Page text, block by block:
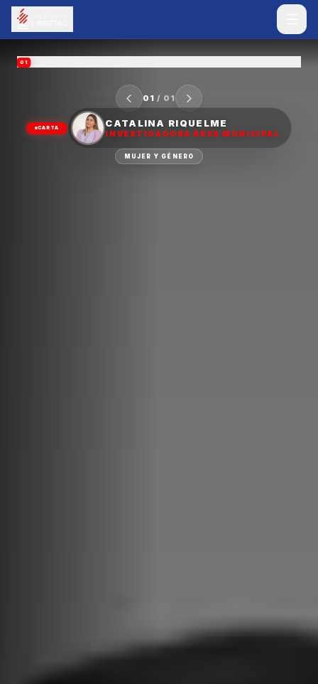
01
01 / 01
CARTA CATALINA RIQUELME
INVESTIGADORA ÁREA MUNICIPAL
MUJER Y GÉNERO